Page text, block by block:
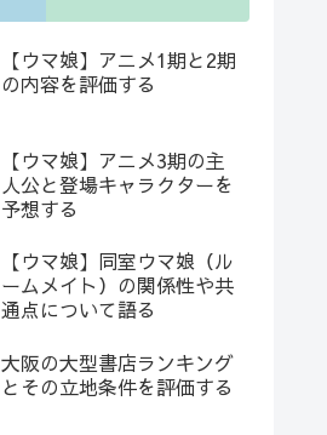
【ウマ娘】アニメ1期と2期
の内容を評価する
【ウマ娘】アニメ3期の主
人公と登場キャラクターを
予想する
【ウマ娘】同室ウマ娘（ル
ームメイト）の関係性や共
通点について語る
大阪の大型書店ランキング
とその立地条件を評価する